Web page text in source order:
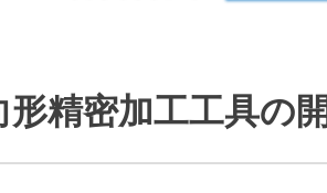
形精密加工工具の